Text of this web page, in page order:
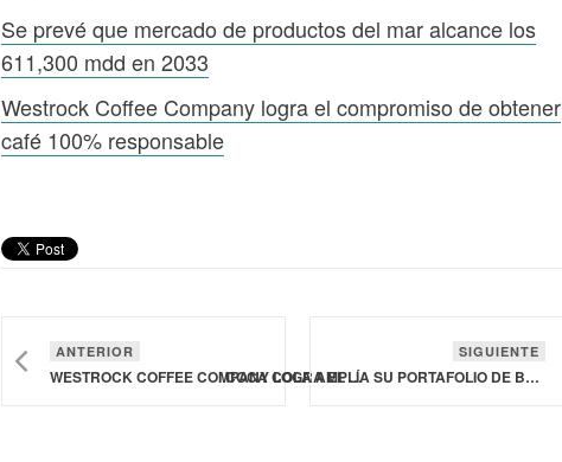
Se prevé que mercado de productos del mar alcance los
611,300 mdd en 2033
Westrock Coffee Company logra el compromiso de obtener
café 100% responsable
ANTERIOR
WESTROCK COFFEE COMPANY LOGRA EL COMPROMISO DE OBTENER CAFÉ 100% RESPONSABLE
SIGUIENTE
COCA COLA AMPLÍA SU PORTAFOLIO DE BEBIDAS SABOR CEREZA